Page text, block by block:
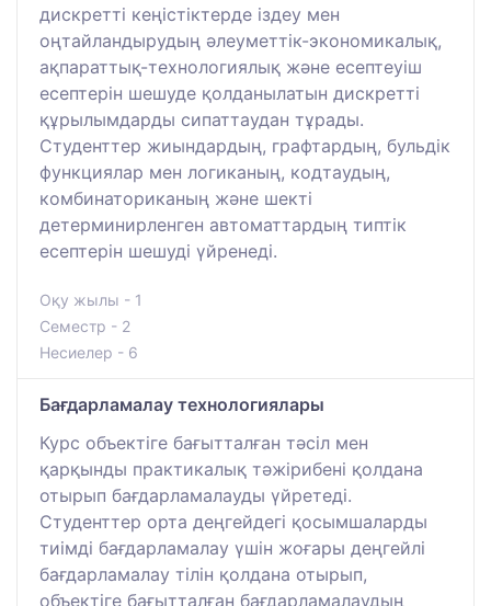
дискретті кеңістіктерде іздеу мен
оңтайландырудың әлеуметтік-экономикалық,
ақпараттық-технологиялық және есептеуіш
есептерін шешуде қолданылатын дискретті
құрылымдарды сипаттаудан тұрады.
Студенттер жиындардың, графтардың, бульдік
функциялар мен логиканың, кодтаудың,
комбинаториканың және шекті
детерминирленген автоматтардың типтік
есептерін шешуді үйренеді.
Оқу жылы - 1
Семестр - 2
Несиелер - 6
Бағдарламалау технологиялары
Курс объектіге бағытталған тәсіл мен
қарқынды практикалық тәжірибені қолдана
отырып бағдарламалауды үйретеді.
Студенттер орта деңгейдегі қосымшаларды
тиімді бағдарламалау үшін жоғары деңгейлі
бағдарламалау тілін қолдана отырып,
объектіге бағытталған бағдарламалаудың